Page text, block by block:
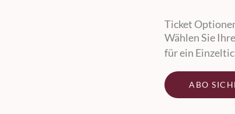
Ticket
Wählen Sie
für ein
ABO